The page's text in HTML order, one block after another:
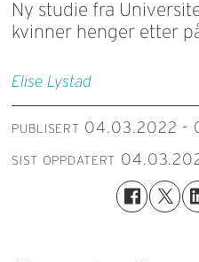
Ny studie fra
kvinner henger etter
Elise Lystad
PUBLISERT 04.03.2022 -
SIST OPPDATERT